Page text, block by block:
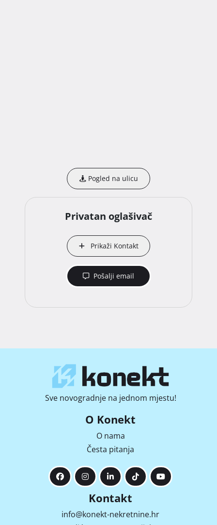
Pogled na ulicu
Privatan oglašivač
Prikaži Kontakt
Pošalji email
Sve novogradnje na jednom mjestu!
O Konekt
O nama
Česta pitanja
Kontakt
info@konekt-nekretnine.hr